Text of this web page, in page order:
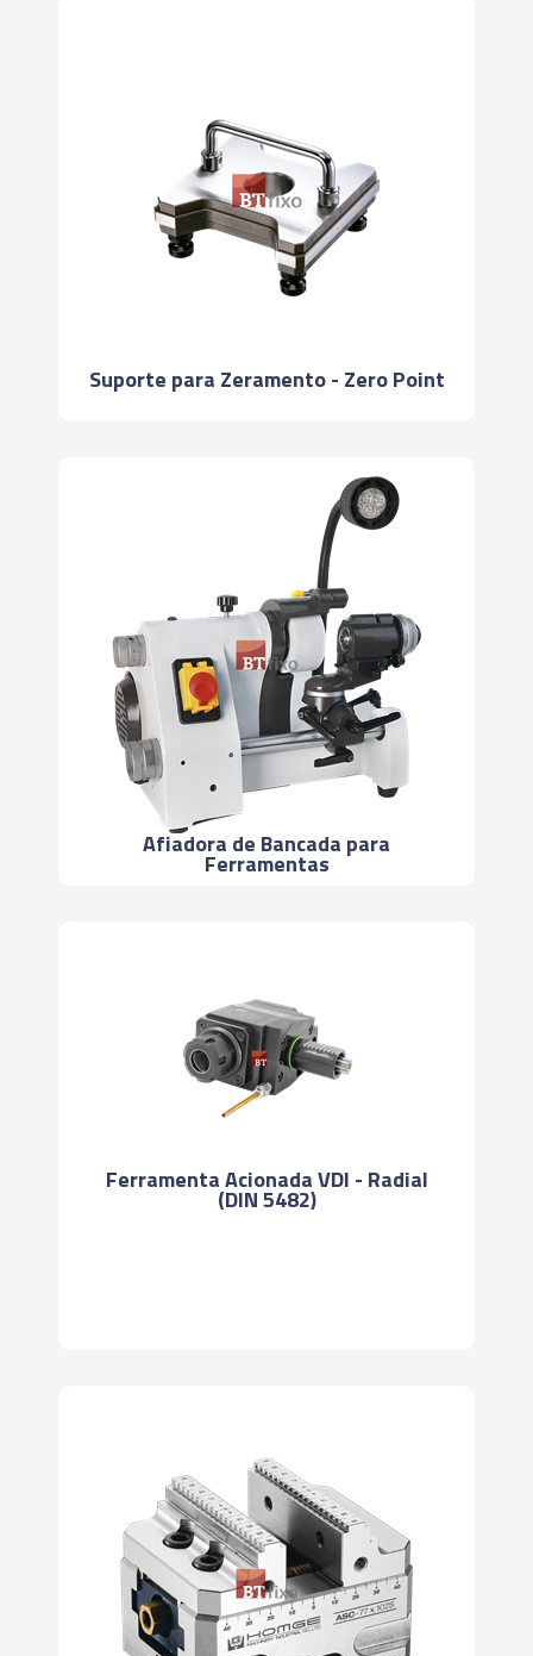
Suporte para Zeramento - Zero Point
Afiadora de Bancada para
Ferramentas
Ferramenta Acionada VDI - Radial
(DIN 5482)